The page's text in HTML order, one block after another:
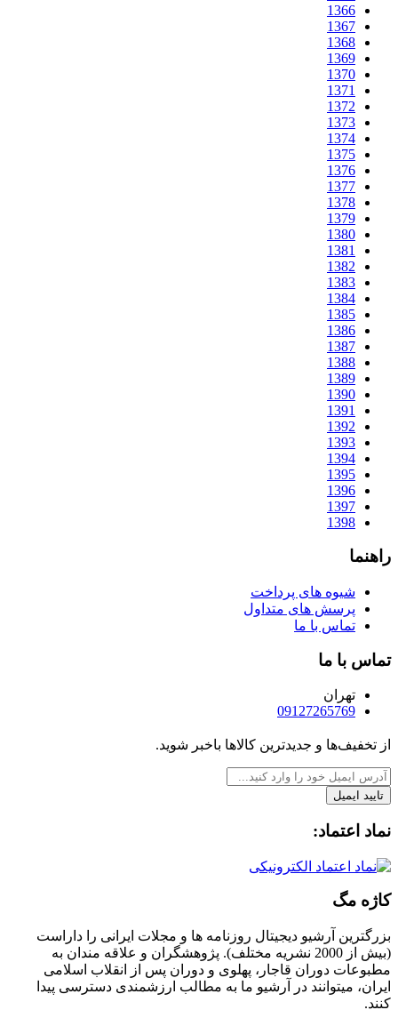
1366
1367
1368
1369
1370
1371
1372
1373
1374
1375
1376
1377
1378
1379
1380
1381
1382
1383
1384
1385
1386
1387
1388
1389
1390
1391
1392
1393
1394
1395
1396
1397
1398
راهنما
شیوه های پرداخت
پرسش های متداول
تماس با ما
تماس با ما
تهران
09127265769
از تخفیف‌ها و جدیدترین‌ کالاها باخبر شوید.
تایید ایمیل
نماد اعتماد:
کاژه مگ
بزرگترین آرشیو دیجیتال روزنامه ها و مجلات ایرانی را داراست
(بیش از 2000 نشریه مختلف). پژوهشگران و علاقه مندان به
مطبوعات دوران قاجار، پهلوی و دوران پس از انقلاب اسلامی
ایران، میتوانند در آرشیو ما به مطالب ارزشمندی دسترسی پیدا
کنند.